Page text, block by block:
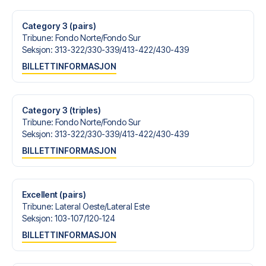
med personlig service både før og under reisen. Vi er
tilgjengelige på
trenger hjelp til å bestille reisen.
Er du klar for å oppleve Atlético Madrid på Estadio
Metropolitano mot Racing Santander? Kontakt oss idag,
Category 3 (pairs)
Tribune: Fondo Norte/​Fondo Sur
Seksjon: 313-322/​330-339/​413-422/​430-439
BILLETTINFORMASJON
Category 3 (triples)
Tribune: Fondo Norte/​Fondo Sur
Seksjon: 313-322/​330-339/​413-422/​430-439
BILLETTINFORMASJON
Excellent (pairs)
Tribune: Lateral Oeste/​Lateral Este
Seksjon: 103-107/​120-124
BILLETTINFORMASJON